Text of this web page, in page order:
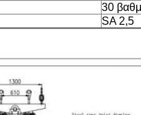
30
SA 2,5